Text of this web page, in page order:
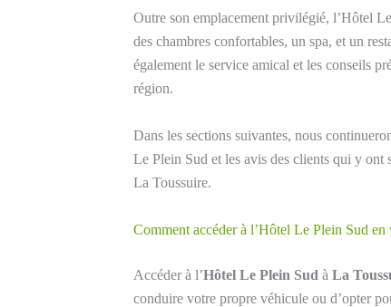
Outre son emplacement privilégié, l’Hôtel
des chambres confortables, un spa, et un
également le service amical et les conseils
région.
Dans les sections suivantes, nous
Le Plein Sud et les avis des clients qui y
La Toussuire.
Comment accéder à l’Hôtel Le Plein Sud
Accéder à l’Hôtel Le Plein Sud à La
conduire votre propre véhicule ou d’opter